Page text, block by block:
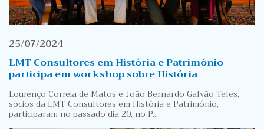
25/07/2024
LMT Consultores em História e Património
participa em workshop sobre História
Lourenço Correia de Matos e João Bernardo Galvão Teles,
sócios da LMT Consultores em História e Património,
participaram no passado dia 20, no P...